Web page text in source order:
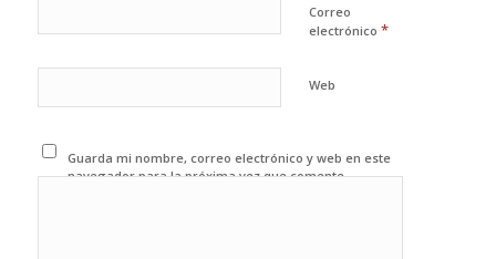
Correo
electrónico *
Web
Guarda mi nombre, correo electrónico y web en este
navegador para la próxima vez que comente.